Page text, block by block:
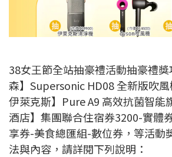
38女王節全站抽豪禮活動抽豪禮
森】Supersonic HD08 全新版吹
伊萊克斯】Pure A9 高效抗菌智能
酒店】集團聯合住宿券3200-實體
享券-美食總匯組-數位券，等活動
法與內容，請詳閱下列說明：